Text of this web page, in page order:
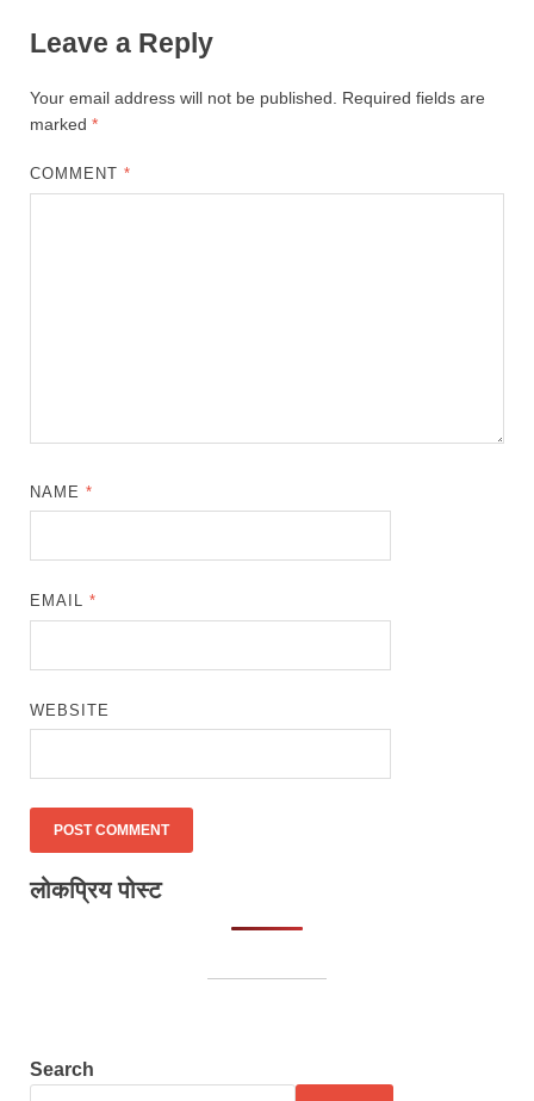
Leave a Reply
Your email address will not be published. Required fields are
marked *
COMMENT*
NAME*
EMAIL*
WEBSITE
लोकप्रिय पोस्ट
Search